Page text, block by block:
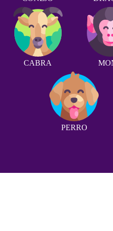
CABRA
PERRO